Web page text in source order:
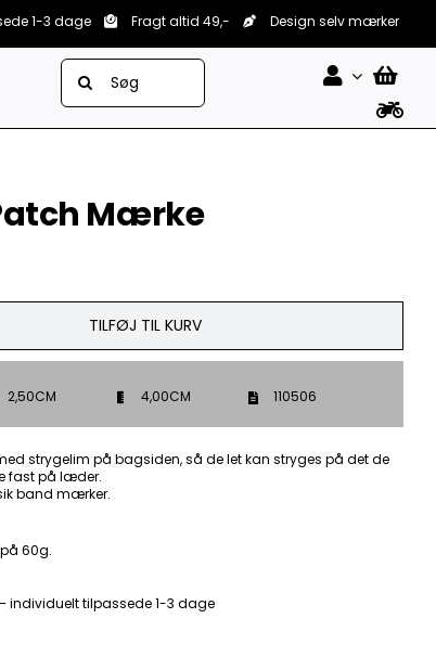
1-3 dage Fragt altid 49,- Design selv mærker
Søg
efter:
Mærke
TILFØJ TIL KURV
2,50CM 4,00CM 110506
strygelim på bagsiden, så de let kan stryges på det de
fast på læder.
band mærker.
60g.
individuelt tilpassede 1-3 dage